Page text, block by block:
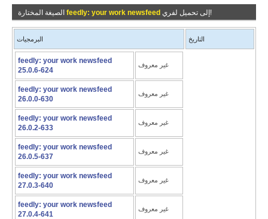
feedly: your work newsfeed إلى تحميل لفري!
البرمجيات التاريخ
feedly: your work newsfeed
25.0.6-624
غير معروف
feedly: your work newsfeed
26.0.0-630
غير معروف
feedly: your work newsfeed
26.0.2-633
غير معروف
feedly: your work newsfeed
26.0.5-637
غير معروف
feedly: your work newsfeed
27.0.3-640
غير معروف
feedly: your work newsfeed
27.0.4-641
غير معروف